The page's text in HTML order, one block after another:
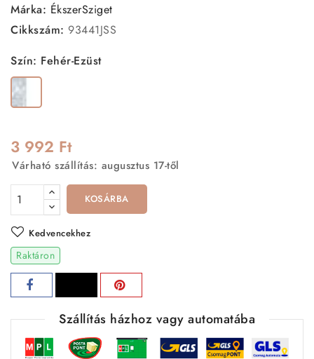
Márka: ÉkszerSziget
Cikkszám: 93441JSS
Szín: Fehér-Ezüst
Fehér-
Ezüst
3 992 Ft
Várható szállítás: augusztus 17-től
KOSÁRBA
Kedvencekhez
Raktáron
Szállítás házhoz vagy automatába